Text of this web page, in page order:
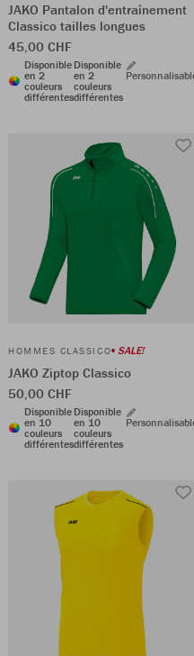
JAKO Pantalon d'entraînement
Classico tailles longues
45,00 CHF
Disponible
en 2
couleurs
différentes
Disponible
en 2
couleurs
différentes
HOMMES CLASSICO SALE!
JAKO Ziptop Classico
50,00 CHF
Disponible
en 10
couleurs
différentes
Disponible
en 10
couleurs
différentes